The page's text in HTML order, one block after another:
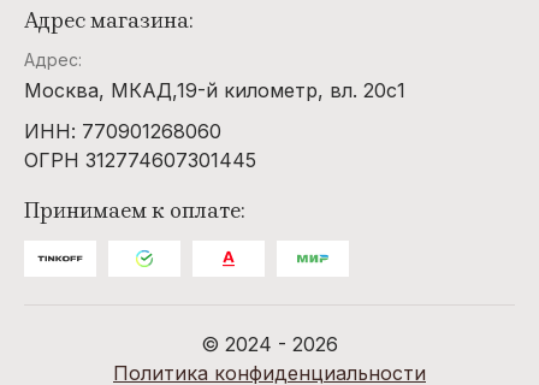
Адрес магазина:
Адрес:
Москва, МКАД,19-й километр, вл. 20с1
ИНН: 770901268060
ОГРН 312774607301445
Принимаем к оплате:
© 2024 - 2026
Политика конфиденциальности